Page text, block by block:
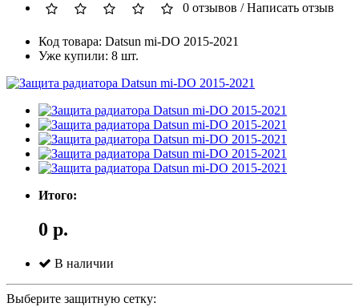
0 отзывов /Написать отзыв
Код товара: Datsun mi-DO 2015-2021
Уже купили: 8 шт.
Итого:
0 р.
В наличии
Выберите защитную сетку: